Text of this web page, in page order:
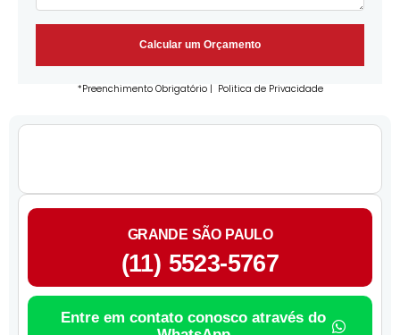
Calcular um Orçamento
*Preenchimento Obrigatório | Politica de Privacidade
GRANDE SÃO PAULO
(11) 5523-5767
Entre em contato conosco através do